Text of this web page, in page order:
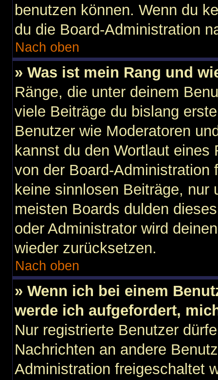
benutzen können. Wenn du
du die Board-Administration
Nach oben
» Was ist mein Rang und
Ränge, die unter deinem
viele Beiträge du bislang
Benutzer wie Moderatoren
kannst du den Wortlaut
von der Board-
keine sinnlosen Beiträge,
meisten Boards dulden
oder Administrator wird
wieder zurücksetzen.
Nach oben
» Wenn ich bei einem
werde ich aufgefordert,
Nur registrierte Benutzer
Nachrichten an andere
Administration freigeschaltet